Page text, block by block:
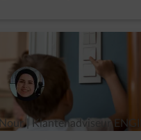
Nour | Klantenadviseur ENGIE